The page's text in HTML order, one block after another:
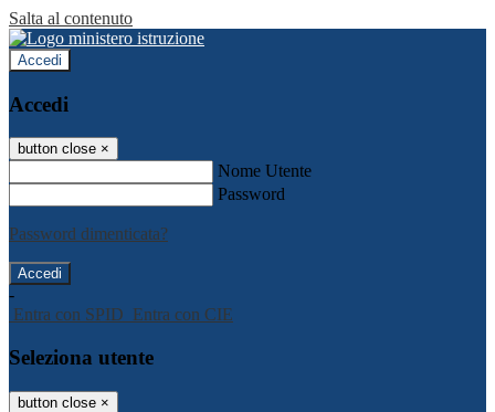
Salta al contenuto
Accedi
Accedi
button close ×
Nome Utente
Password
Password dimenticata?
-
Entra con SPID Entra con CIE
Seleziona utente
button close ×